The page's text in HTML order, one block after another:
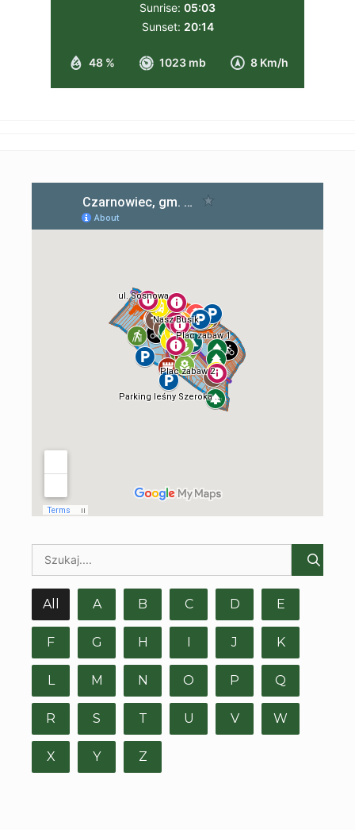
48 % 1023 mb 8 Km/h
Sunrise: 05:03
Sunset: 20:14
All A B C D E
F G H I J K
L M N O P Q
R S T U V W
X Y Z